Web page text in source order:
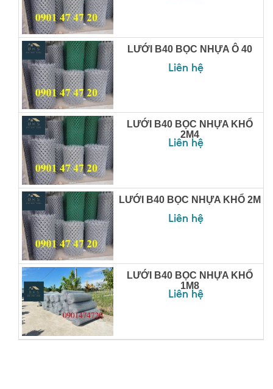
LƯỚI B40 BỌC NHỰA Ô 40
Liên hệ
LƯỚI B40 BỌC NHỰA KHỔ
2M4
Liên hệ
LƯỚI B40 BỌC NHỰA KHỔ 2M
Liên hệ
LƯỚI B40 BỌC NHỰA KHỔ
1M8
Liên hệ